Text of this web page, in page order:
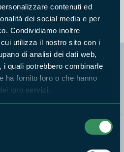
contenuti ed
dei social media e per
Condividiamo inoltre
utilizza il nostro sito con i
di analisi dei dati web,
i quali potrebbero combinarle
ha fornito loro o che hanno
loro servizi.
social ufficiali